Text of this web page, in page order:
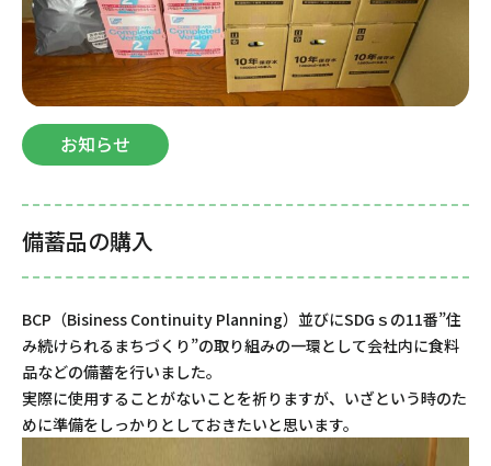
お知らせ
備蓄品の購入
BCP（Bisiness Continuity Planning）並びにSDGｓの11番”住
み続けられるまちづくり”の取り組みの一環として会社内に食料
品などの備蓄を行いました。
実際に使用することがないことを祈りますが、いざという時のた
めに準備をしっかりとしておきたいと思います。